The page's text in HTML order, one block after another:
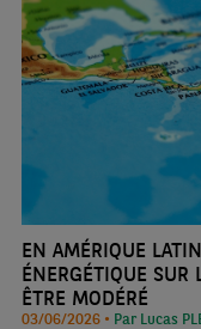
EN AMÉRIQUE
ÉNERGÉTIQUE SUR
ÊTRE MODÉRÉ
03/06/2026 • Par Lucas